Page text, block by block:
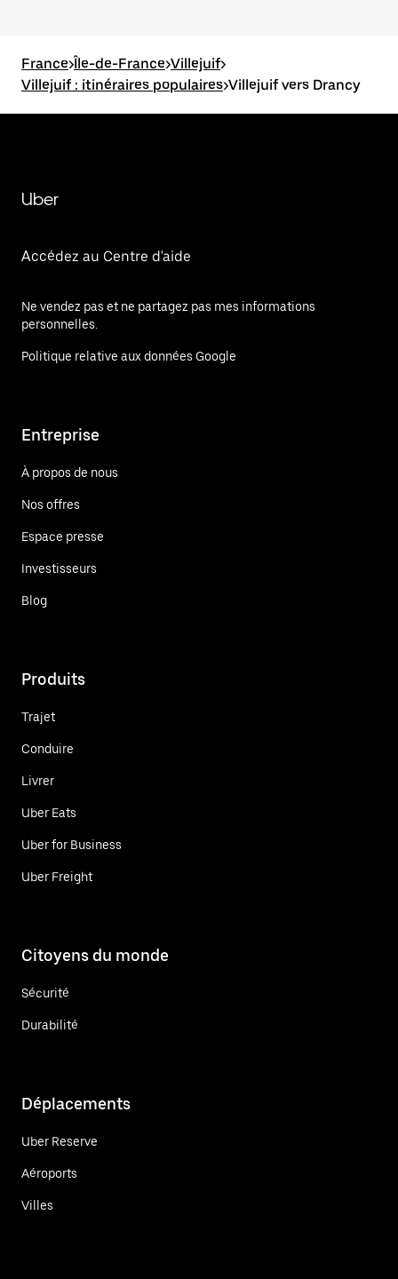
France>Île-de-France>Villejuif>
Villejuif : itinéraires populaires>Villejuif vers Drancy
Uber
Accédez au Centre d'aide
Ne vendez pas et ne partagez pas mes informations
personnelles.
Politique relative aux données Google
Entreprise
À propos de nous
Nos offres
Espace presse
Investisseurs
Blog
Produits
Trajet
Conduire
Livrer
Uber Eats
Uber for Business
Uber Freight
Citoyens du monde
Sécurité
Durabilité
Déplacements
Uber Reserve
Aéroports
Villes